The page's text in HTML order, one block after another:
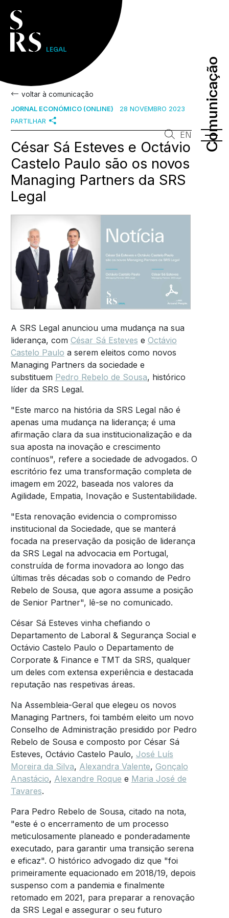
Comunicação
Comunicação
EN
voltar à comunicação
JORNAL ECONÓMICO (ONLINE)
28 NOVEMBRO 2023
PARTILHAR
César Sá Esteves e Octávio
Castelo Paulo são os novos
Managing Partners da SRS
Legal
A SRS Legal anunciou uma mudança na sua
liderança, com César Sá Esteves e Octávio
Castelo Paulo a serem eleitos como novos
Managing Partners da sociedade e
substituem Pedro Rebelo de Sousa, histórico
líder da SRS Legal.
"Este marco na história da SRS Legal não é
apenas uma mudança na liderança; é uma
afirmação clara da sua institucionalização e da
sua aposta na inovação e crescimento
contínuos", refere a sociedade de advogados. O
escritório fez uma transformação completa de
imagem em 2022, baseada nos valores da
Agilidade, Empatia, Inovação e Sustentabilidade.
"Esta renovação evidencia o compromisso
institucional da Sociedade, que se manterá
focada na preservação da posição de liderança
da SRS Legal na advocacia em Portugal,
construída de forma inovadora ao longo das
últimas três décadas sob o comando de Pedro
Rebelo de Sousa, que agora assume a posição
de Senior Partner", lê-se no comunicado.
César Sá Esteves vinha chefiando o
Departamento de Laboral & Segurança Social e
Octávio Castelo Paulo o Departamento de
Corporate & Finance e TMT da SRS, qualquer
um deles com extensa experiência e destacada
reputação nas respetivas áreas.
Na Assembleia-Geral que elegeu os novos
Managing Partners, foi também eleito um novo
Conselho de Administração presidido por Pedro
Rebelo de Sousa e composto por César Sá
Esteves, Octávio Castelo Paulo, José Luís
Moreira da Silva, Alexandra Valente, Gonçalo
Anastácio, Alexandre Roque e Maria José de
Tavares.
Para Pedro Rebelo de Sousa, citado na nota,
"este é o encerramento de um processo
meticulosamente planeado e ponderadamente
executado, para garantir uma transição serena
e eficaz". O histórico advogado diz que "foi
primeiramente equacionado em 2018/19, depois
suspenso com a pandemia e finalmente
retomado em 2021, para preparar a renovação
da SRS Legal e assegurar o seu futuro